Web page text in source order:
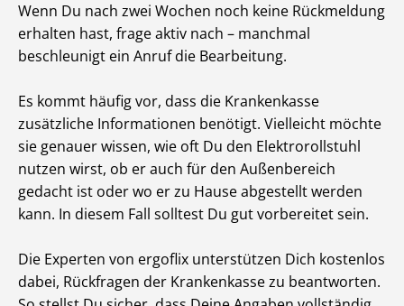
Wenn Du nach zwei Wochen noch keine Rückmeldung
erhalten hast, frage aktiv nach – manchmal
beschleunigt ein Anruf die Bearbeitung.
Es kommt häufig vor, dass die Krankenkasse
zusätzliche Informationen benötigt. Vielleicht möchte
sie genauer wissen, wie oft Du den Elektrorollstuhl
nutzen wirst, ob er auch für den Außenbereich
gedacht ist oder wo er zu Hause abgestellt werden
kann. In diesem Fall solltest Du gut vorbereitet sein.
Die Experten von ergoflix unterstützen Dich kostenlos
dabei, Rückfragen der Krankenkasse zu beantworten.